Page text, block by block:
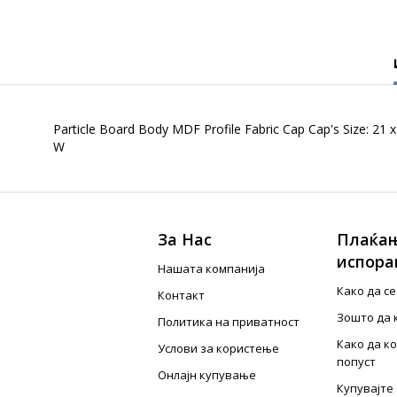
Particle Board Body MDF Profile Fabric Cap Cap's Size:
W
За Нас
Нашата компанија
Контакт
Политика на приватност
Услови за користење
Онлајн купување
Како да
Зошто да
Како да
попуст